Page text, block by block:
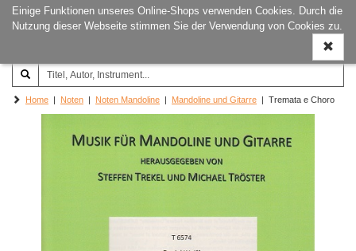
Einige Funktionen unseres Online-Shops verwenden Cookies. Durch die
Nutzung dieser Webseite stimmen Sie der Verwendung von Cookies zu.
ein-/
Joachim‐Trekel‐Musikverlag,
Hamburg
Home | Noten | Noten Mandoline | Mandoline und Gitarre | Tremata e Choro